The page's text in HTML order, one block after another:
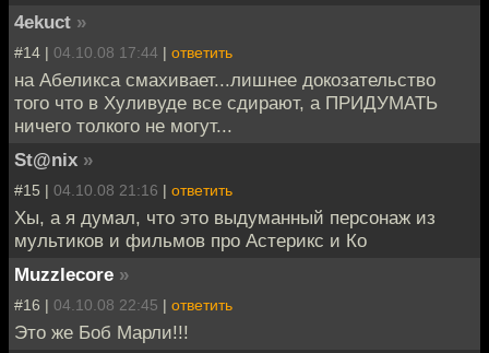
4ekuct »
#14 | 04.10.08 17:44 | ответить
на Абеликса смахивает...лишнее докозательство
того что в Хуливуде все сдирают, а ПРИДУМАТЬ
ничего толкого не могут...
St@nix »
#15 | 04.10.08 21:16 | ответить
Хы, а я думал, что это выдуманный персонаж из
мультиков и фильмов про Астерикс и Ко
Muzzlecore »
#16 | 04.10.08 22:45 | ответить
Это же Боб Марли!!!